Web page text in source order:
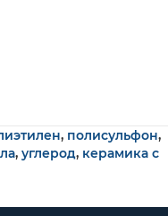
, полисульфон,
, углерод, керамика с